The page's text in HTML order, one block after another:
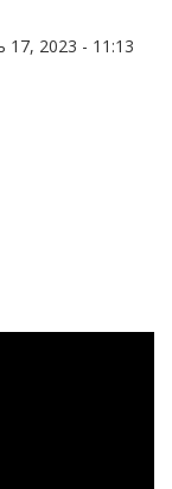
17, 2023 - 11:13